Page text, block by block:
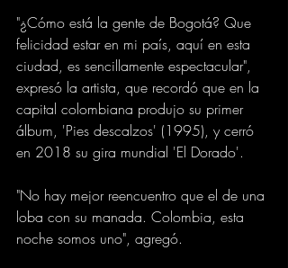
"¿Cómo está la gente de Bogotá? Que
felicidad estar en mi país, aquí en esta
ciudad, es sencillamente espectacular",
expresó la artista, que recordó que en la
capital colombiana produjo su primer
álbum, 'Pies descalzos' (1995), y cerró
en 2018 su gira mundial 'El Dorado'.
"No hay mejor reencuentro que el de una
loba con su manada. Colombia, esta
noche somos uno", agregó.